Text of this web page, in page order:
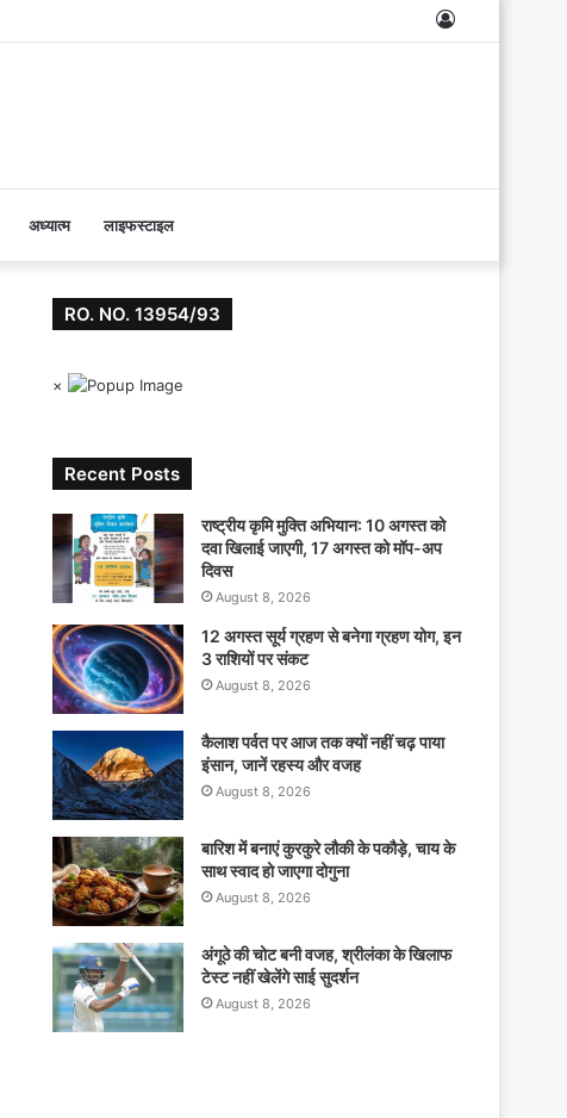
अध्यात्म लाइफस्टाइल
RO. NO. 13954/93
×
Recent Posts
राष्ट्रीय कृमि मुक्ति अभियान: 10 अगस्त को
दवा खिलाई जाएगी, 17 अगस्त को मॉप-अप
दिवस
August 8, 2026
12 अगस्त सूर्य ग्रहण से बनेगा ग्रहण योग, इन
3 राशियों पर संकट
August 8, 2026
कैलाश पर्वत पर आज तक क्यों नहीं चढ़ पाया
इंसान, जानें रहस्य और वजह
August 8, 2026
बारिश में बनाएं कुरकुरे लौकी के पकौड़े, चाय के
साथ स्वाद हो जाएगा दोगुना
August 8, 2026
अंगूठे की चोट बनी वजह, श्रीलंका के खिलाफ
टेस्ट नहीं खेलेंगे साई सुदर्शन
August 8, 2026